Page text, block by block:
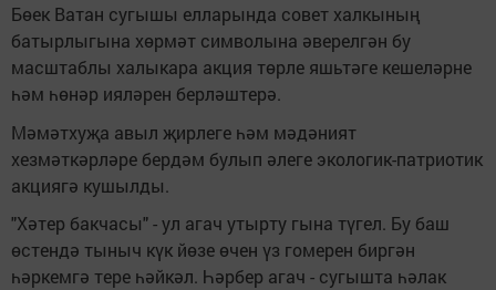
Бөек Ватан сугышы елларында совет халкының
батырлыгына хөрмәт символына әверелгән бу
масштаблы халыкара акция төрле яшьтәге кешеләрне
һәм һөнәр ияләрен берләштерә.
Мәмәтхуҗа авыл җирлеге һәм мәдәният
хезмәткәрләре бердәм булып әлеге экологик-патриотик
акциягә кушылды.
"Хәтер бакчасы" - ул агач утырту гына түгел. Бу баш
өстендә тыныч күк йөзе өчен үз гомерен биргән
һәркемгә тере һәйкәл. Һәрбер агач - сугышта һәлак